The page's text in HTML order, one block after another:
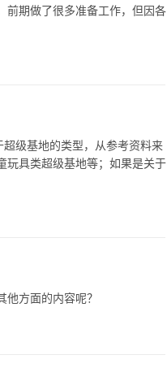
前期做了很多准备工作，但因各
级基地的类型，从参考资料来
玩具类超级基地等；如果是关于
方面的内容呢？